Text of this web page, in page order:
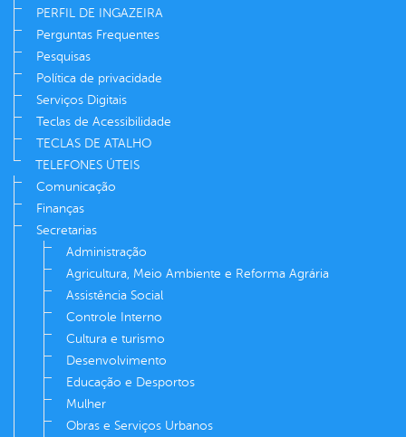
PERFIL DE INGAZEIRA
Perguntas Frequentes
Pesquisas
Política de privacidade
Serviços Digitais
Teclas de Acessibilidade
TECLAS DE ATALHO
TELEFONES ÚTEIS
Comunicação
Finanças
Secretarias
Administração
Agricultura, Meio Ambiente e Reforma Agrária
Assistência Social
Controle Interno
Cultura e turismo
Desenvolvimento
Educação e Desportos
Mulher
Obras e Serviços Urbanos